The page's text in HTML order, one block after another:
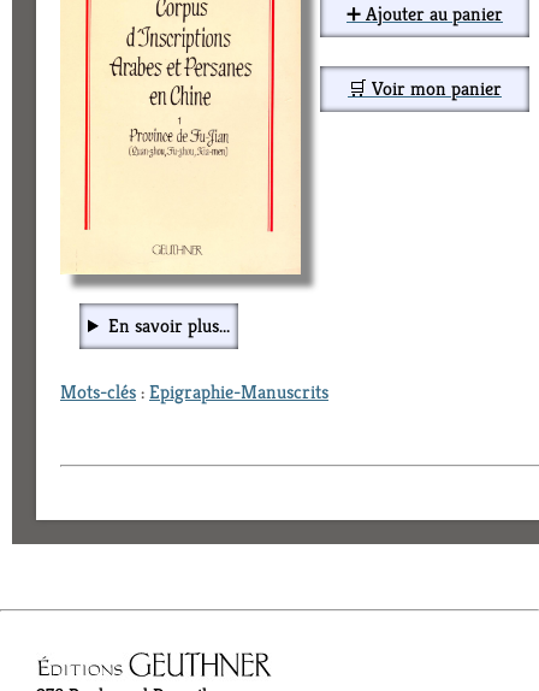
➕ Ajouter au panier
🛒 Voir mon panier
En savoir plus...
Mots-clés:Epigraphie-Manuscrits